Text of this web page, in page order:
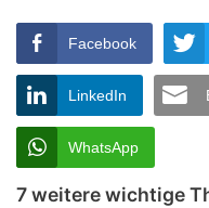
Facebook
LinkedIn
WhatsApp
7 weitere wichtige